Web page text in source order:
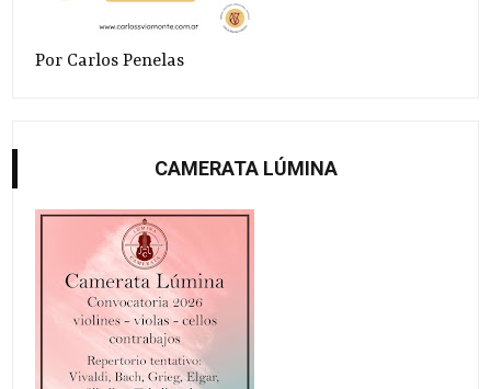
Por Carlos Penelas
CAMERATA LÚMINA